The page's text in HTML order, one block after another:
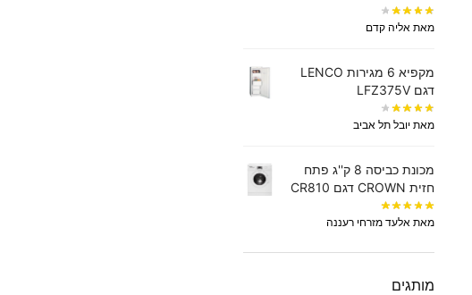
מאת אליה קדם
מקפיא 6 מגירות LENCO
דגם LFZ375V
מאת יובל תל אביב
מכונת כביסה 8 ק''ג פתח
חזית CROWN דגם CR810
מאת אלעד מזרחי רעננה
מותגים